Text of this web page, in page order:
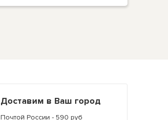
Доставим в Ваш город
Почтой России - 590 руб